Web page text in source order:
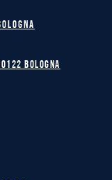
BOLOGNA